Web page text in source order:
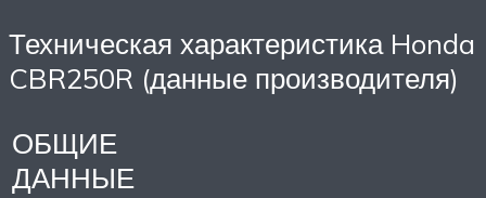
Техническая характеристика Honda
CBR250R (данные производителя)
ОБЩИЕ
ДАННЫЕ